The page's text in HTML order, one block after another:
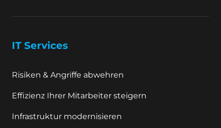
IT Services
Risiken & Angriffe abwehren
Effizienz Ihrer Mitarbeiter steigern
Infrastruktur modernisieren